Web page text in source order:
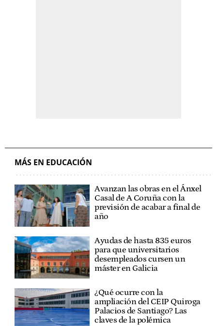
MÁS EN EDUCACIÓN
Avanzan las obras en el Ánxel
Casal de A Coruña con la
previsión de acabar a final de
año
Ayudas de hasta 835 euros
para que universitarios
desempleados cursen un
máster en Galicia
¿Qué ocurre con la
ampliación del CEIP Quiroga
Palacios de Santiago? Las
claves de la polémica